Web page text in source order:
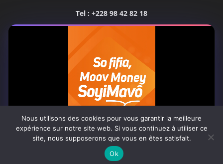
Tel : +228 98 42 82 18
SUIVEZ NOUS
Africa-Newsroom Contact Activités du site
© Copyright 2025 Togo Post | Tous droits réservés
Nous utilisons des cookies pour vous garantir la meilleure
expérience sur notre site web. Si vous continuez à utiliser ce
site, nous supposerons que vous en êtes satisfait.
Ok